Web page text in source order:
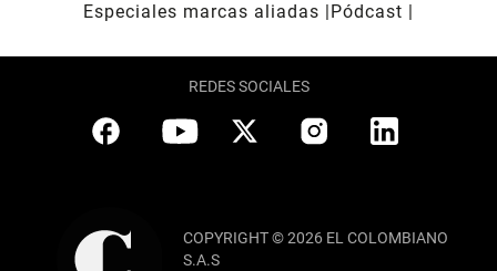
Especiales marcas aliadas
Pódcast
REDES SOCIALES
COPYRIGHT © 2026 EL COLOMBIANO
S.A.S